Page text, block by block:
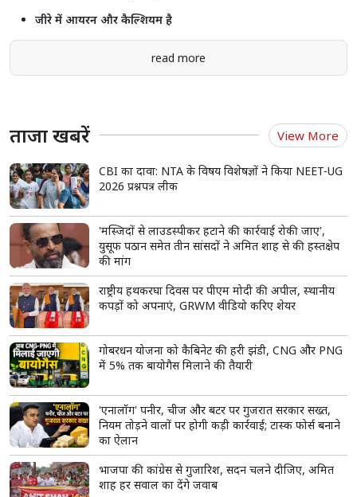
जीरे में आयरन और कैल्शियम है
read more
ताजा खबरें View More
CBI का दावा: NTA के विषय विशेषज्ञों ने किया NEET-UG
2026 प्रश्नपत्र लीक
'मस्जिदों से लाउडस्पीकर हटाने की कार्रवाई रोकी जाए',
युसूफ पठान समेत तीन सांसदों ने अमित शाह से की हस्तक्षेप
की मांग
राष्ट्रीय हथकरघा दिवस पर पीएम मोदी की अपील, स्थानीय
कपड़ों को अपनाएं, GRWM वीडियो करिए शेयर
गोबरधन योजना को कैबिनेट की हरी झंडी, CNG और PNG
में 5% तक बायोगैस मिलाने की तैयारी
'एनालॉग' पनीर, चीज और बटर पर गुजरात सरकार सख्त,
नियम तोड़ने वालों पर होगी कड़ी कार्रवाई; टास्क फोर्स बनाने
का ऐलान
भाजपा की कांग्रेस से गुजारिश, सदन चलने दीजिए, अमित
शाह हर सवाल का देंगे जवाब